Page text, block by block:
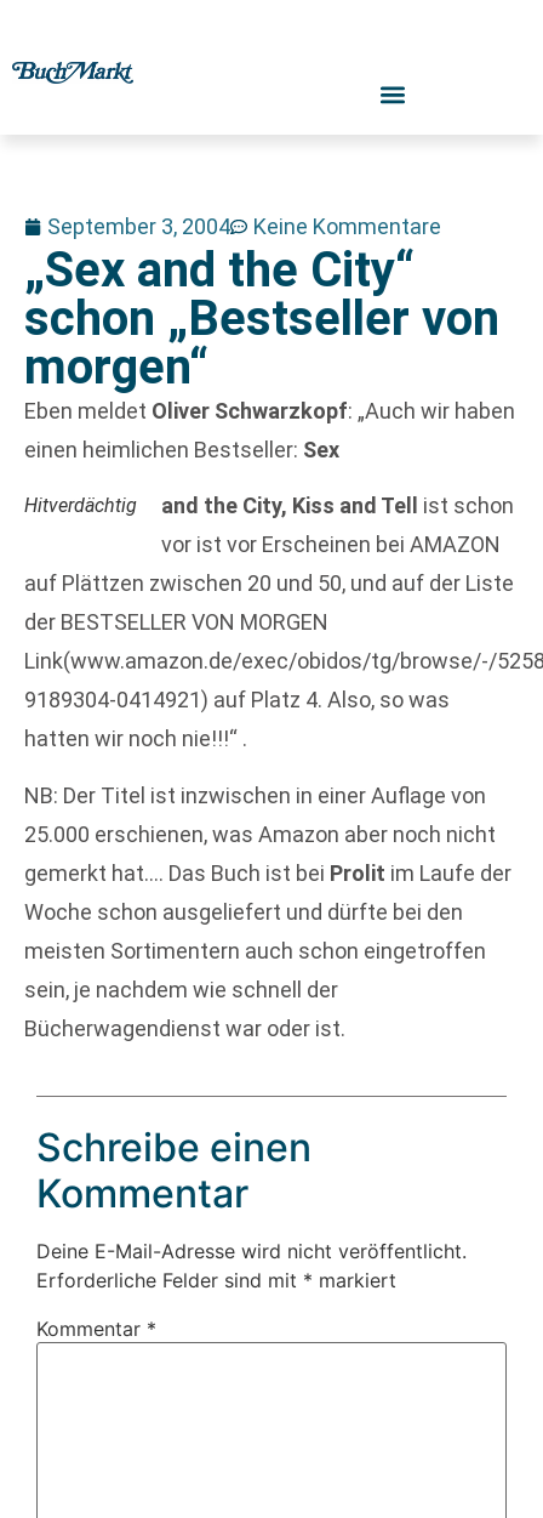
September 3, 2004 Keine Kommentare
„Sex and the City“
schon „Bestseller von
morgen“
Eben meldet Oliver Schwarzkopf: „Auch wir haben
einen heimlichen Bestseller: Sex
Hitverdächtig and the City, Kiss and Tell
ist schon
vor ist vor Erscheinen bei AMAZON
auf Plättzen zwischen 20 und 50, und auf der Liste
der BESTSELLER VON MORGEN
Link(www.amazon.de/exec/obidos/tg/browse/-/
9189304-0414921) auf Platz 4. Also, so was
hatten wir noch nie!!!“ .
NB: Der Titel ist inzwischen in einer Auflage von
25.000 erschienen, was Amazon aber noch nicht
gemerkt hat…. Das Buch ist bei Prolit im Laufe der
Woche schon ausgeliefert und dürfte bei den
meisten Sortimentern auch schon eingetroffen
sein, je nachdem wie schnell der
Bücherwagendienst war oder ist.
Schreibe einen
Kommentar
Deine E-Mail-Adresse wird nicht veröffentlicht.
Erforderliche Felder sind mit * markiert
Kommentar *